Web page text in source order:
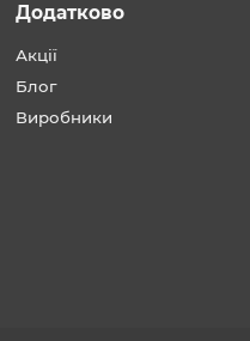
Додатково
Акції
Блог
Виробники